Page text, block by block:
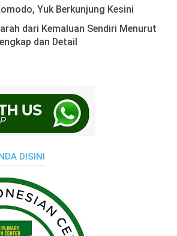
Yuk Berkunjung Kesini
dari Kemaluan Sendiri Menurut
dan Detail
DISINI